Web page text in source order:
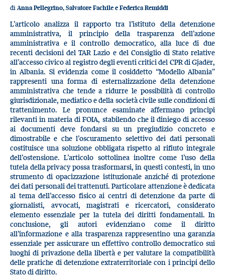
di Anna Pellegrino, Salvatore Fachile e Federica Remiddi
L’articolo analizza il rapporto tra l’istituto della detenzione
amministrativa, il principio della trasparenza dell’azione
amministrativa e il controllo democratico, alla luce di due
recenti decisioni del TAR Lazio e del Consiglio di Stato relative
all’accesso civico al registro degli eventi critici del CPR di Gjadër,
in Albania. Si evidenzia come il cosiddetto “Modello Albania”
rappresenti una forma di esternalizzazione della detenzione
amministrativa che tende a ridurre le possibilità di controllo
giurisdizionale, mediatico e della società civile sulle condizioni di
trattenimento. Le pronunce esaminate affermano principi
rilevanti in materia di FOIA, stabilendo che il diniego di accesso
ai documenti deve fondarsi su un pregiudizio concreto e
dimostrabile e che l’oscuramento selettivo dei dati personali
costituisce una soluzione obbligata rispetto al rifiuto integrale
dell’ostensione. L’articolo sottolinea inoltre come l’uso della
tutela della privacy possa trasformarsi, in questi contesti, in uno
strumento di opacizzazione istituzionale anziché di protezione
dei dati personali dei trattenuti. Particolare attenzione è dedicata
al tema dell’accesso fisico ai centri di detenzione da parte di
giornalisti, avvocati, magistrati e ricercatori, considerato
elemento essenziale per la tutela dei diritti fondamentali. In
conclusione, gli autori evidenziano come il diritto
all’informazione e alla trasparenza rappresentino una garanzia
essenziale per assicurare un effettivo controllo democratico sui
luoghi di privazione della libertà e per valutare la compatibilità
delle pratiche di detenzione extraterritoriale con i principi dello
Stato di diritto.